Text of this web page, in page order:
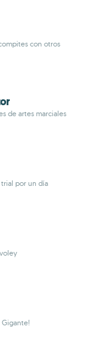
con otros
de artes marciales
por un día
Gigante!